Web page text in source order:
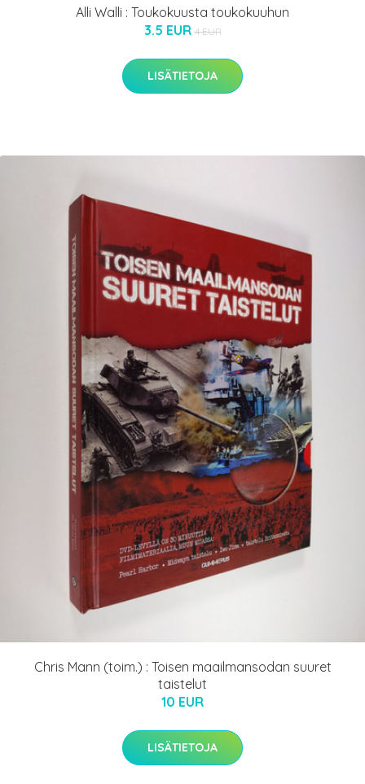
Alli Walli : Toukokuusta toukokuuhun
3.5 EUR 4 EUR
LISÄTIETOJA
Chris Mann (toim.) : Toisen maailmansodan suuret
taistelut
10 EUR
LISÄTIETOJA